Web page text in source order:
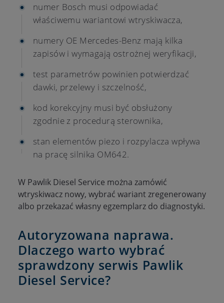
numer Bosch musi odpowiadać
właściwemu wariantowi wtryskiwacza,
numery OE Mercedes-Benz mają kilka
zapisów i wymagają ostrożnej weryfikacji,
test parametrów powinien potwierdzać
dawki, przelewy i szczelność,
kod korekcyjny musi być obsłużony
zgodnie z procedurą sterownika,
stan elementów piezo i rozpylacza wpływa
na pracę silnika OM642.
W Pawlik Diesel Service można zamówić
wtryskiwacz nowy, wybrać wariant zregenerowany
albo przekazać własny egzemplarz do diagnostyki.
Autoryzowana naprawa.
Dlaczego warto wybrać
sprawdzony serwis Pawlik
Diesel Service?